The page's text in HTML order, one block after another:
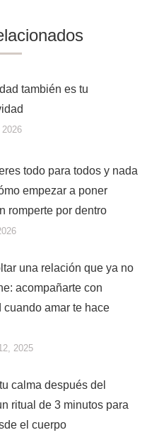
también es tu
todo para todos y nada
empezar a poner
romperte por dentro
una relación que ya no
acompañarte con
cuando amar te hace
2025
calma después del
ritual de 3 minutos para
el cuerpo